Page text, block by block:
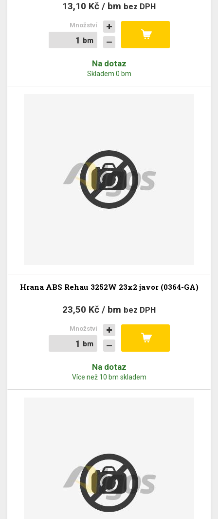
13,10 Kč / bm bez DPH
bm
bm
Množství
Na dotaz
Skladem 0 bm
Hrana ABS Rehau 3252W 23x2 javor (0364-GA)
23,50 Kč / bm bez DPH
bm
bm
Množství
Na dotaz
Více než 10 bm skladem